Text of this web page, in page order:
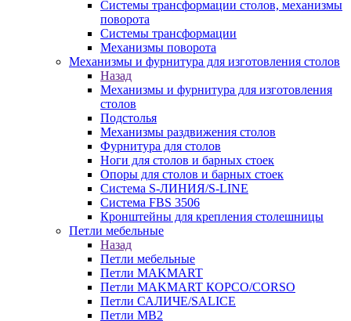
Системы трансформации столов, механизмы
поворота
Системы трансформации
Механизмы поворота
Механизмы и фурнитура для изготовления столов
Назад
Механизмы и фурнитура для изготовления
столов
Подстолья
Механизмы раздвижения столов
Фурнитура для столов
Ноги для столов и барных стоек
Опоры для столов и барных стоек
Система S-ЛИНИЯ/S-LINE
Система FBS 3506
Кронштейны для крепления столешницы
Петли мебельные
Назад
Петли мебельные
Петли MAKMART
Петли MAKMART КОРСО/CORSO
Петли САЛИЧЕ/SALICE
Петли MB2